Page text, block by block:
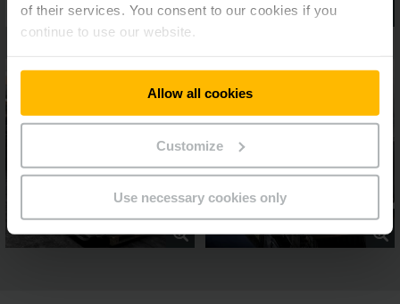
of their services. You consent to our cookies if you
continue to use our website.
Allow all cookies
Customize
Use necessary cookies only